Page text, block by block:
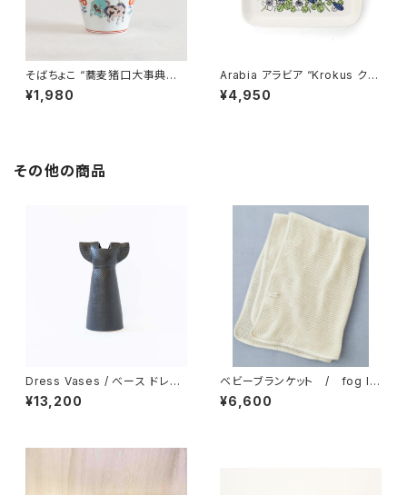
そばちょこ “蕎麦猪口大事典
色絵 ユニコーン” 波佐見焼
¥1,980
Arabia アラビア “Krokus クロ
ッカス” プレート 15x19cm
¥4,950
その他の商品
Dress Vases / べース ドレス
（ブラック）/ Lisa Larson リ
サ・ラーソン
¥13,200
ベビーブランケット / fog lin
en work フォグリネンワーク
¥6,600